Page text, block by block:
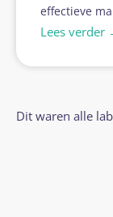
effectieve
Lees verder
Dit waren alle